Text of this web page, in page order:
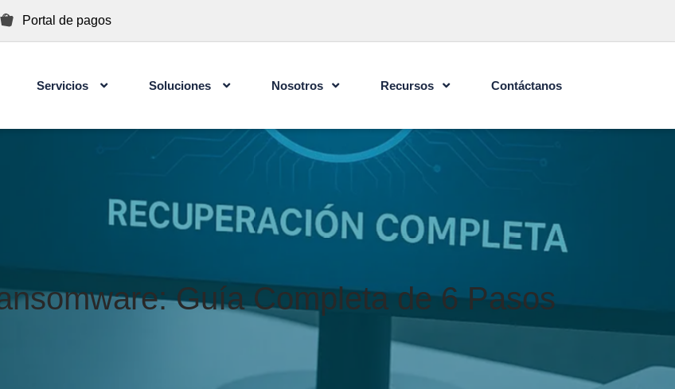
Portal de pagos
Servicios Soluciones Nosotros Recursos Contáctanos
Guía Completa de 6 Pasos